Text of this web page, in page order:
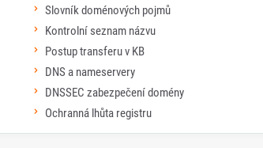
Slovník doménových pojmů
Kontrolní seznam názvu
Postup transferu v KB
DNS a nameservery
DNSSEC zabezpečení domény
Ochranná lhůta registru